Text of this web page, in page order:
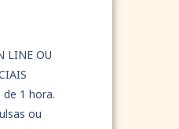
LINE OU
de 1 hora.
ou